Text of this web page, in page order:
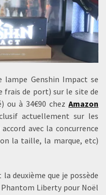
lampe Genshin Impact se
frais de port) sur le site de
ou à 34€90 chez Amazon
actuellement sur les
avec la concurrence
la taille, la marque, etc)
deuxième que je possède
Liberty pour Noël